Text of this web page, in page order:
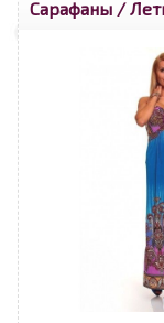
Сарафаны /